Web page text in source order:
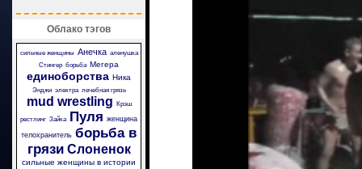
Облако тэгов
сильные женщины Анечка аленушка
Стингер борьба Мегера
единоборства Ника
Энджи электра лечебная грязь
mud wrestling Крэш
рестлинг Зайка Пуля женщина
телохранитель борьба в
грязи Слоненок
сильные женщины в истории